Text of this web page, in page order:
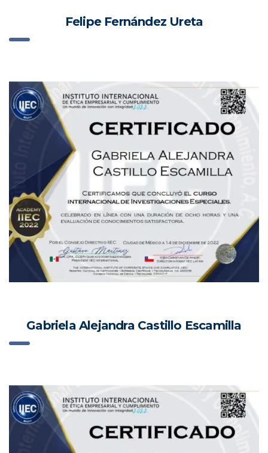
Felipe Fernández Ureta
Gabriela Alejandra Castillo Escamilla